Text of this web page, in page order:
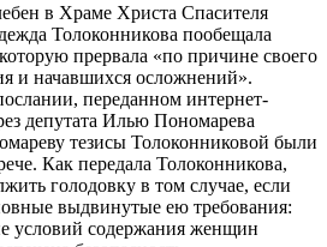
в Храме Христа Спасителя
Толоконникова пообещала
прервала «по причине своего
и начавшихся осложнений».
переданном интернет-
депутата Илью Пономарева
тезисы Толоконниковой были
Как передала Толоконникова,
голодовку в том случае, если
выдвинутые ею требования:
условий содержания женщин